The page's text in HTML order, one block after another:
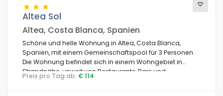
Beliebte Dienste
Bedingungen
Altea Sol
Altea, Costa Blanca, Spanien
Schöne und helle Wohnung in Altea, Costa Blanca,
Spanien, mit einem Gemeinschaftspool für 3 Personen.
Die Wohnung befindet sich in einem Wohngebiet in
Strandnähe, unweit von Restaurants, Bars und
Supermärkten, und ist nur 100 m vom Strand entfernt.
Preis pro Tag ab: € 114